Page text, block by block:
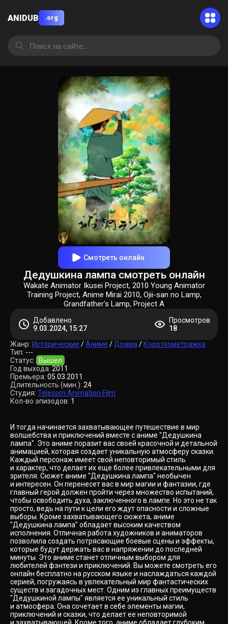
ANIDUB .org
Смотреть онлайн
Дедушкина лампа смотреть онлайн
Wakate Animator Ikusei Project, 2010 Young Animator
Training Project, Anime Mirai 2010, Ojii-san no Lamp,
Grandfather's Lamp, Project A
Добавлено
9.03.2024, 15:27
Просмотров
18
Жанр: Исторические /Аниме / Драма / Короткометражка
Тип: ---
Статус:
Вышел
Год выхода: 2011
Премьера: 05.03.2011
Длительность (мин.): 24
Студия: Telecom Animation Film
Кол-во эпизодов: 1
И тогда начинается захватывающее путешествие в мир
волшебства и приключений вместе с аниме "Дедушкина
лампа". Это аниме поразит вас своей красочной и детальной
анимацией, которая создает уникальную атмосферу сказки.
Каждый персонаж имеет свой неповторимый стиль
и характер, что делает их еще более привлекательными для
зрителя. Сюжет аниме "Дедушкина лампа" необычен
и интересен. Он перенесет вас в мир магии и фантазии, где
главный герой должен пройти через множество испытаний,
чтобы освободить духа, заключенного в лампе. Но это не так
просто, ведь на пути к цели его ждут опасности и сложные
выборы. Кроме захватывающего сюжета, аниме
"Дедушкина лампа" обладает высоким качеством
исполнения. Отличная работа художников и аниматоров
позволила создать потрясающие боевые сцены и эффекты,
которые будут держать вас в напряжении до последней
минуты. Это аниме станет отличным выбором для
любителей фэнтези и приключений. Вы можете смотреть его
онлайн бесплатно на русском языке и наслаждаться каждой
серией, погружаясь в увлекательный мир фантастических
существ и загадочных мест. Одним из главных преимуществ
"Дедушкиной лампы" является ее уникальный стиль
и атмосфера. Она сочетает в себе элементы магии,
приключений и сказки, что делает ее неповторимой